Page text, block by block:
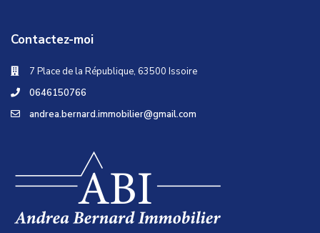
Contactez-moi
7 Place de la République, 63500 Issoire
0646150766
andrea.bernard.immobilier@gmail.com